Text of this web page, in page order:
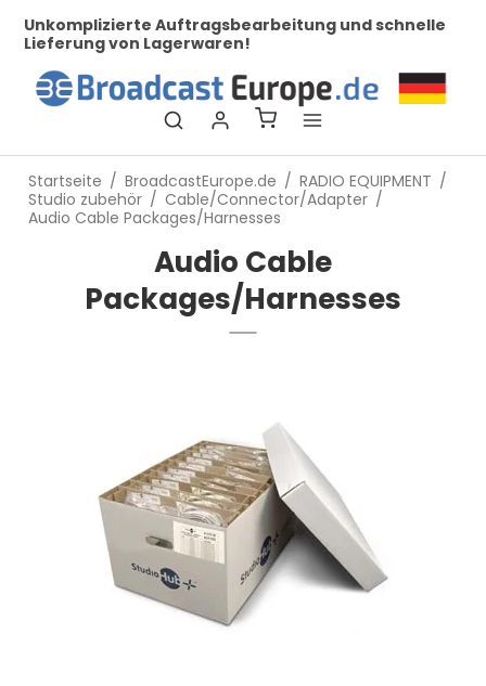
Auftragsbearbeitung und schnelle
von Lagerwaren!
Bei uns
Startseite / BroadcastEurope.de / RADIO EQUIPMENT /
Studio zubehör / Cable/Connector/Adapter /
Audio Cable Packages/Harnesses
Audio Cable
Packages/Harnesses